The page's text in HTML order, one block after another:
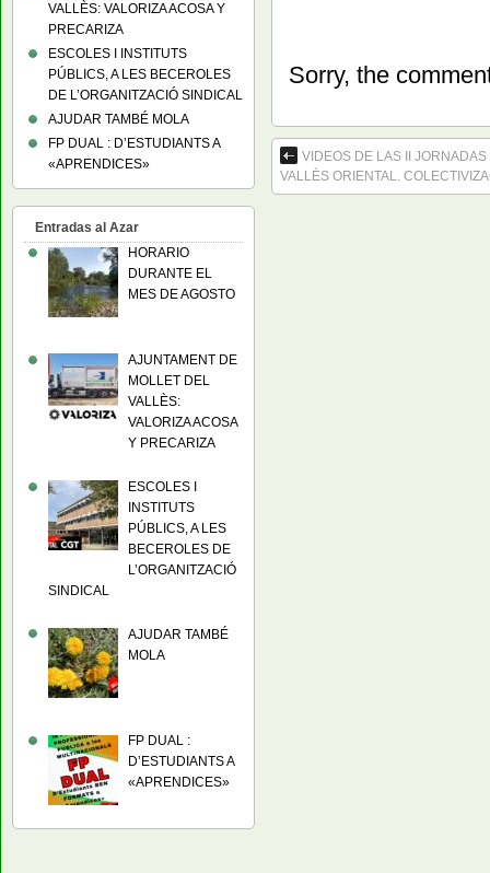
Sorry, the
VIDEOS DE LAS II
VALLÈS ORIENTAL.
VALLÈS: VALORIZA ACOSA Y
PRECARIZA
ESCOLES I INSTITUTS
PÚBLICS, A LES BECEROLES
DE L’ORGANITZACIÓ SINDICAL
AJUDAR TAMBÉ MOLA
FP DUAL : D’ESTUDIANTS A
«APRENDICES»
Entradas al Azar
HORARIO
DURANTE EL
MES DE AGOSTO
AJUNTAMENT DE
MOLLET DEL
VALLÈS:
VALORIZA ACOSA
Y PRECARIZA
ESCOLES I
INSTITUTS
PÚBLICS, A LES
BECEROLES DE
L’ORGANITZACIÓ
SINDICAL
AJUDAR TAMBÉ
MOLA
FP DUAL :
D’ESTUDIANTS A
«APRENDICES»